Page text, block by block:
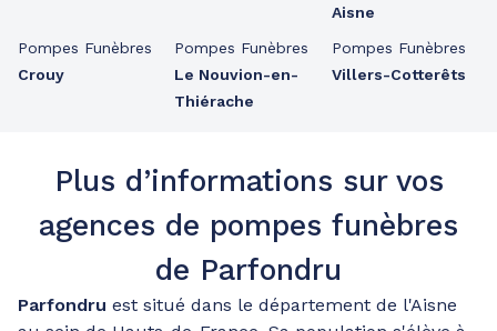
Pompes Funèbres
Crouy
Pompes Funèbres
Le Nouvion-en-
Thiérache
Aisne
Pompes Funèbres
Villers-Cotterêts
Plus d’informations sur vos
agences de pompes funèbres
de Parfondru
Parfondru est situé dans le département de l'Aisne